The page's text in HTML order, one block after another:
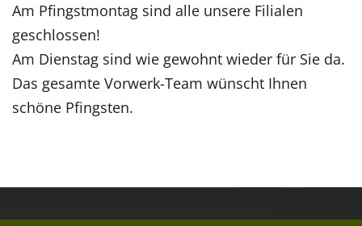
Am Pfingstmontag sind alle unsere Filialen
geschlossen!
Am Dienstag sind wie gewohnt wieder für Sie da.
Das gesamte Vorwerk-Team wünscht Ihnen
schöne Pfingsten.